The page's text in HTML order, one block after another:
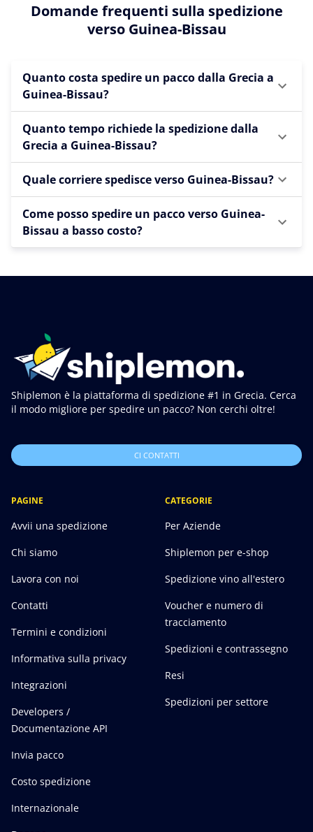
Domande frequenti sulla spedizione
verso Guinea-Bissau
Quanto costa spedire un pacco dalla Grecia a
Guinea-Bissau?
Quanto tempo richiede la spedizione dalla
Grecia a Guinea-Bissau?
Quale corriere spedisce verso Guinea-Bissau?
Come posso spedire un pacco verso Guinea-
Bissau a basso costo?
Shiplemon è la piattaforma di spedizione #1 in Grecia. Cerca
il modo migliore per spedire un pacco? Non cerchi oltre!
CI CONTATTI
PAGINE
Avvii una spedizione
Chi siamo
Lavora con noi
Contatti
Termini e condizioni
Informativa sulla privacy
Integrazioni
Developers /
Documentazione API
Invia pacco
Costo spedizione
Internazionale
CATEGORIE
Per Aziende
Shiplemon per e-shop
Spedizione vino all'estero
Voucher e numero di
tracciamento
Spedizioni e contrassegno
Resi
Spedizioni per settore